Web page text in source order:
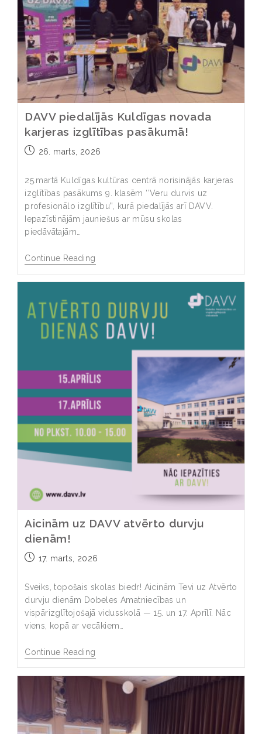
DAVV piedalījās Kuldīgas novada
karjeras izglītības pasākumā!
26. marts, 2026
25.martā Kuldīgas kultūras centrā norisinājās karjeras
izglītības pasākums 9. klasēm ‘’Veru durvis uz
profesionālo izglītību’’, kurā piedalījās arī DAVV.
Iepazīstinājām jauniešus ar mūsu skolas
piedāvātajām…
Continue Reading
Aicinām uz DAVV atvērto durvju
dienām!
17. marts, 2026
Sveiks, topošais skolas biedr! Aicinām Tevi uz Atvērto
durvju dienām Dobeles Amatniecības un
vispārizglītojošajā vidusskolā — 15. un 17. Aprīlī. Nāc
viens, kopā ar vecākiem…
Continue Reading